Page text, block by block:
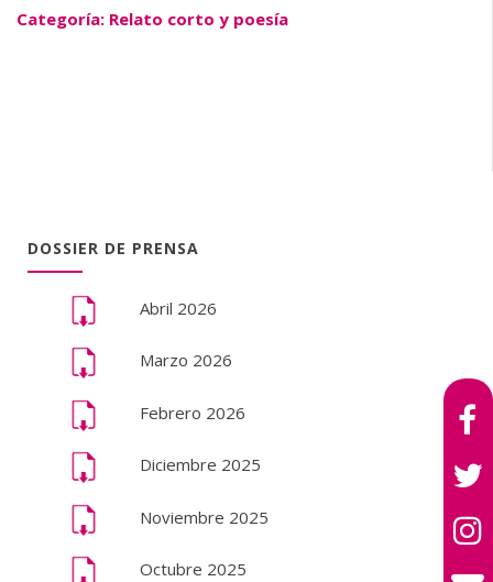
Categoría: Relato corto y poesía
DOSSIER DE PRENSA
Abril 2026
Marzo 2026
Febrero 2026
Diciembre 2025
Noviembre 2025
Octubre 2025